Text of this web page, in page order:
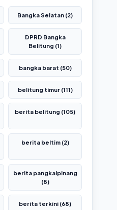
Bangka Selatan (2)
DPRD Bangka
Belitung (1)
bangka barat (50)
belitung timur (111)
berita belitung (105)
berita beltim (2)
berita pangkalpinang
(8)
berita terkini (68)